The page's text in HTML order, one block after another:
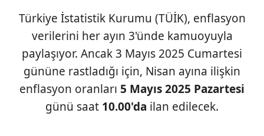
Türkiye İstatistik Kurumu (TÜİK), enflasyon
verilerini her ayın 3'ünde kamuoyuyla
paylaşıyor. Ancak 3 Mayıs 2025 Cumartesi
gününe rastladığı için, Nisan ayına ilişkin
enflasyon oranları 5 Mayıs 2025 Pazartesi
günü saat 10.00'da ilan edilecek.